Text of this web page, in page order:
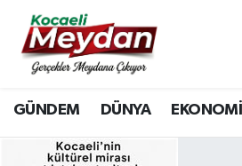
GÜNDEM DÜNYA EKONOMİ
Nöbetçi Eczaneler
Hava Durumu
Trafik Durumu